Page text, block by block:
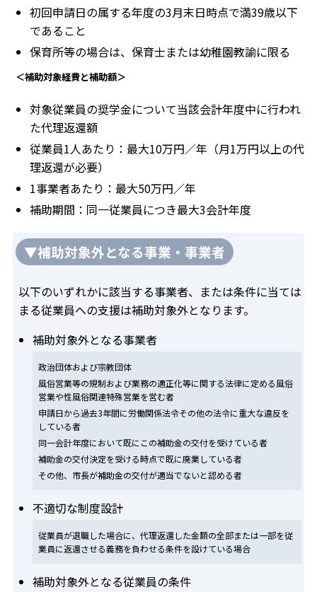
初回申請日の属する年度の3月末日時点で満39歳以下
であること
保育所等の場合は、保育士または幼稚園教諭に限る
＜補助対象経費と補助額＞
対象従業員の奨学金について当該会計年度中に行われ
た代理返還額
従業員1人あたり：最大10万円／年（月1万円以上の代
理返還が必要）
1事業者あたり：最大50万円／年
補助期間：同一従業員につき最大3会計年度
▼補助対象外となる事業・事業者
以下のいずれかに該当する事業者、または条件に当ては
まる従業員への支援は補助対象外となります。
補助対象外となる事業者
政治団体および宗教団体
風俗営業等の規制および業務の適正化等に関する法律に定める風俗
営業や性風俗関連特殊営業を営む者
申請日から過去3年間に労働関係法令その他の法令に重大な違反を
している者
同一会計年度において既にこの補助金の交付を受けている者
補助金の交付決定を受ける時点で既に廃業している者
その他、市長が補助金の交付が適当でないと認める者
不適切な制度設計
従業員が退職した場合に、代理返還した金額の全部または一部を従
業員に返還させる義務を負わせる条件を設けている場合
補助対象外となる従業員の条件